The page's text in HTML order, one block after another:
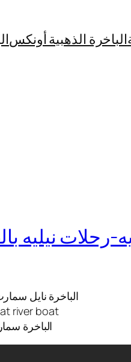
الباخرة الذهبية أونكس
رحلات نيليه
الباخرة نايل سمارت
river boat
الباخرة